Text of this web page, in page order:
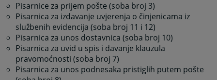
Pisarnice za prijem pošte (soba broj 3)
Pisarnica za izdavanje uvjerenja o činjenicama iz
službenih evidencija (soba broj 11 i 12)
Pisarnica za unos dostavnica (soba broj 10)
Pisarnica za uvid u spis i davanje klauzula
pravomoćnosti (soba broj 7)
Pisarnica za unos podnesaka pristiglih putem pošte